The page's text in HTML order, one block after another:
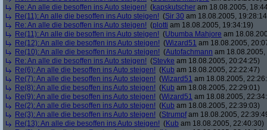
Re: An alle die besoffen ins Auto steigen! (kapskutscher am 18.08.2005,
Re(11): An alle die besoffen ins Auto steigen! (Sir 30 am 18.08.2005,
Re: An alle die besoffen ins Auto steigen! (plotti am 18.08.2005, 19:34:19)
Re(11): An alle die besoffen ins Auto steigen! (Ubumba Mahjore am
Re(12): An alle die besoffen ins Auto steigen! (Wizard51 am 18.08.2005,
Re(10): An alle die besoffen ins Auto steigen! (Autofachmann am
Re: An alle die besoffen ins Auto steigen! (Stevke am 18.08.2005, 20:24:25)
Re(6): An alle die besoffen ins Auto steigen! (Kub am 18.08.2005, 22:22:47)
Re(7): An alle die besoffen ins Auto steigen! (Wizard51 am 18.08.2005,
Re(8): An alle die besoffen ins Auto steigen! (Kub am 18.08.2005, 22:29:01)
Re(9): An alle die besoffen ins Auto steigen! (Wizard51 am 18.08.2005,
Re(2): An alle die besoffen ins Auto steigen! (Kub am 18.08.2005, 22:39:03)
Re(3): An alle die besoffen ins Auto steigen! (Strumpfam 18.08.2005,
Re(13): An alle die besoffen ins Auto steigen! (Kub am 18.08.2005, 22:40:30)